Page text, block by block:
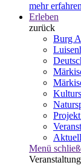
mehr erfahren
Erleben
zurück
Burg
Menü